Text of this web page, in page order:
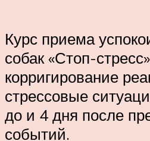
Курс приема
собак «Стоп-
корригирование
стрессовые
до и 4 дня после
событий.